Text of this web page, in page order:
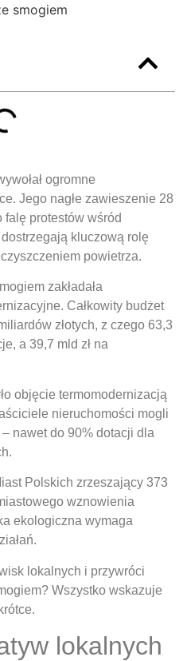
ogromne
Jego nagłe zawieszenie 28
falę protestów wśród
kluczową rolę
powietrza.
zakładała
Całkowity budżet
złotych, z czego 63,3
a 39,7 mld zł na
objęcie termomodernizacją
nieruchomości mogli
nawet do 90% dotacji dla
Polskich zrzeszający 373
wznowienia
ekologiczna wymaga
lokalnych i przywróci
Wszystko wskazuje
lokalnych